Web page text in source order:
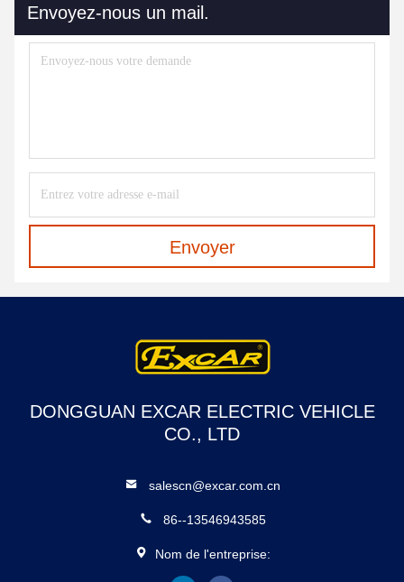
Envoyez-nous un mail.
Envoyer
DONGGUAN EXCAR ELECTRIC VEHICLE
CO., LTD
salescn@excar.com.cn
86--13546943585
Nom de l'entreprise: